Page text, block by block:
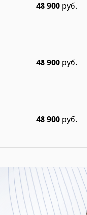
48 900 руб.
48 900 руб.
48 900 руб.